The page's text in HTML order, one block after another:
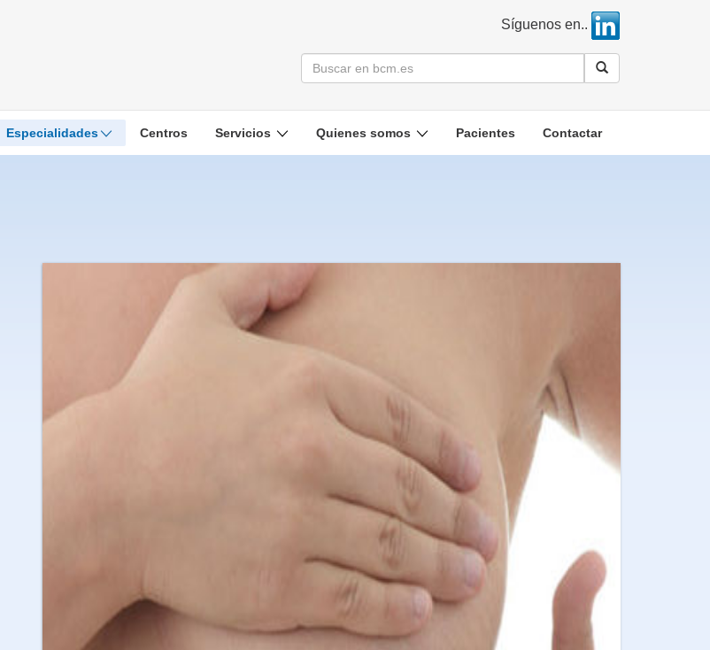
Síguenos en..
Especialidades Centros Servicios Quienes somos Pacientes Contactar